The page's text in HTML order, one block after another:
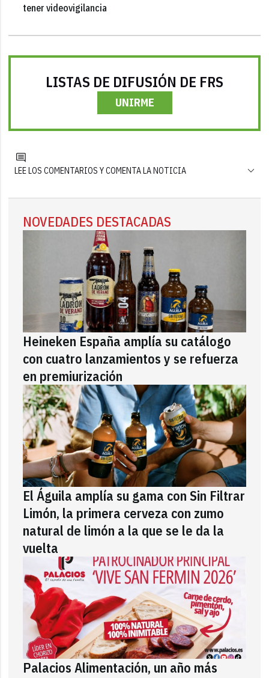
tener videovigilancia
LISTAS DE DIFUSIÓN DE FRS
UNIRME
LEE LOS COMENTARIOS Y COMENTA LA NOTICIA
NOVEDADES DESTACADAS
Heineken España amplía su catálogo
con cuatro lanzamientos y se refuerza
en premiurización
El Águila amplía su gama con Sin Filtrar
Limón, la primera cerveza con zumo
natural de limón a la que se le da la
vuelta
Palacios Alimentación, un año más